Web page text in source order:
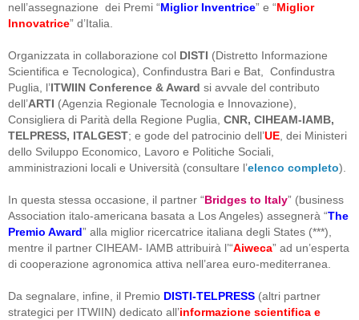
nell’assegnazione dei Premi “Miglior Inventrice” e “Miglior
Innovatrice” d’Italia.
Organizzata in collaborazione col DISTI (Distretto Informazione
Scientifica e Tecnologica), Confindustra Bari e Bat, Confindustra
Puglia, l’ITWIIN Conference & Award si avvale del contributo
dell’ARTI (Agenzia Regionale Tecnologia e Innovazione),
Consigliera di Parità della Regione Puglia, CNR, CIHEAM-IAMB,
TELPRESS, ITALGEST; e gode del patrocinio dell’UE, dei Ministeri
dello Sviluppo Economico, Lavoro e Politiche Sociali,
amministrazioni locali e Università (consultare l’elenco completo).
In questa stessa occasione, il partner “Bridges to Italy” (business
Association italo-americana basata a Los Angeles) assegnerà “The
Premio Award” alla miglior ricercatrice italiana degli States (***),
mentre il partner CIHEAM- IAMB attribuirà l’“Aiweca” ad un’esperta
di cooperazione agronomica attiva nell’area euro-mediterranea.
Da segnalare, infine, il Premio DISTI-TELPRESS (altri partner
strategici per ITWIIN) dedicato all’informazione scientifica e